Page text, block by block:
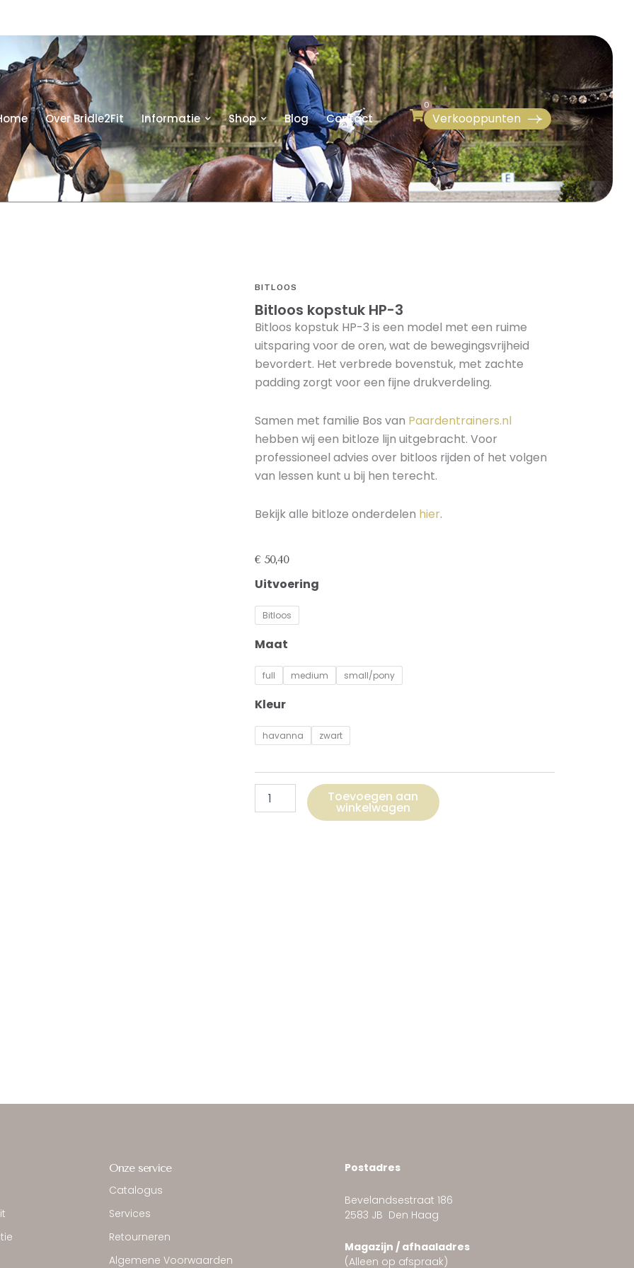
Over Bridle2Fit Informatie Shop Blog Contact
0
Verkooppunten
BITLOOS
Bitloos kopstuk HP-3
Bitloos kopstuk HP-3 is een model met een ruime
uitsparing voor de oren, wat de bewegingsvrijheid
bevordert. Het verbrede bovenstuk, met zachte
padding zorgt voor een fijne drukverdeling.
Samen met familie Bos van Paardentrainers.nl
hebben wij een bitloze lijn uitgebracht. Voor
professioneel advies over bitloos rijden of het volgen
van lessen kunt u bij hen terecht.
Bekijk alle bitloze onderdelen hier.
€50,40
Uitvoering
Bitloos
Maat
full medium small/pony
Kleur
havanna zwart
Bitloos
kopstuk
HP-
Toevoegen aan
winkelwagen
Onze service
Catalogus
Services
Retourneren
Algemene Voorwaarden
Postadres
Bevelandsestraat 186
2583 JB Den Haag
Magazijn / afhaaladres
(Alleen op afspraak)